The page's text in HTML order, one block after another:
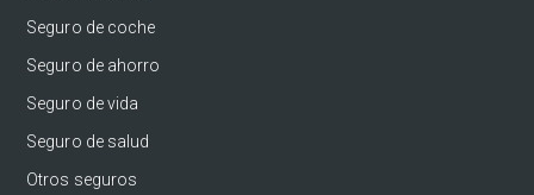
Seguro de coche
Seguro de ahorro
Seguro de vida
Seguro de salud
Otros seguros